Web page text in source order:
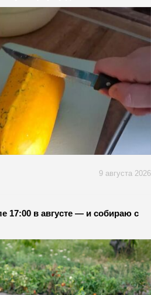
9 августа 2026
17:00 в августе — и собираю с